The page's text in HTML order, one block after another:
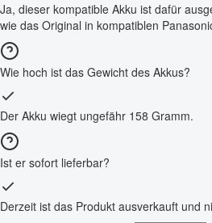
Ja, dieser kompatible Akku ist dafür
wie das Original in kompatiblen
Wie hoch ist das Gewicht des Akkus?
Der Akku wiegt ungefähr 158 Gramm.
Ist er sofort lieferbar?
Derzeit ist das Produkt ausverkauft und